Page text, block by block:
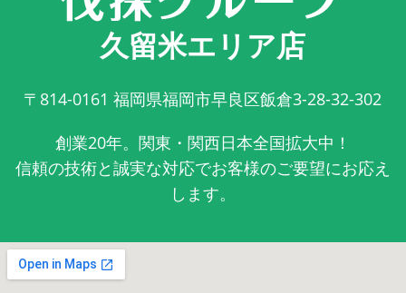
久留米エリア店
〒814-0161 福岡県福岡市早良区飯倉3-28-32-302
創業20年。関東・関西日本全国拡大中！
信頼の技術と誠実な対応でお客様のご要望にお応え
します。